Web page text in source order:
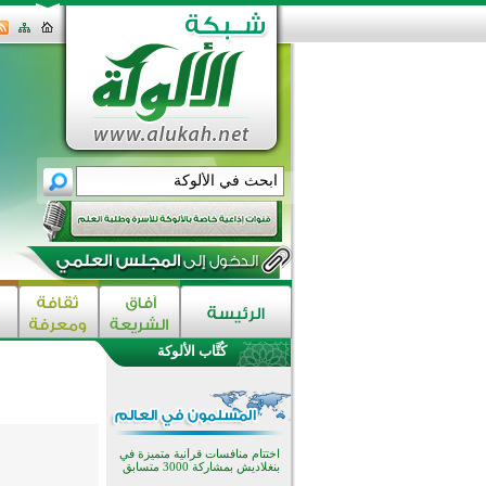
كُتَّاب الألوكة
اختتام الدورة التاسعة لمسابقة حفظ
تيسليتش تختتم برنامجا تعليميا لتعزيز
القيم وبناء الشخصية للشباب
المسلمين
اختتام منافسات قرآنية متميزة في
بنغلاديش بمشاركة 3000 متسابق